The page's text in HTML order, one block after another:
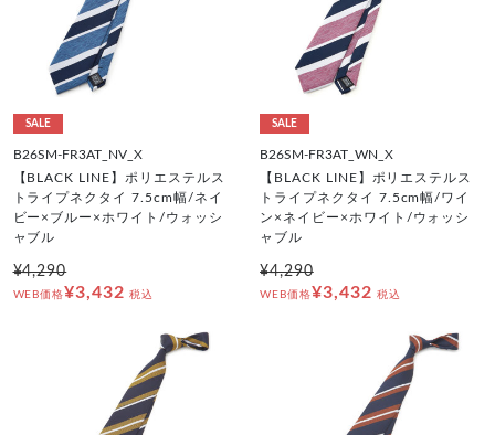
SALE
B26SM-FR3AT_NV_X
【BLACK LINE】ポリエステルス
トライプネクタイ 7.5cm幅/ネイ
ビー×ブルー×ホワイト/ウォッシ
ャブル
¥4,290
WEB価格¥3,432 税込
SALE
B26SM-FR3AT_WN_X
【BLACK LINE】ポリエステルス
トライプネクタイ 7.5cm幅/ワイ
ン×ネイビー×ホワイト/ウォッシ
ャブル
¥4,290
WEB価格¥3,432 税込